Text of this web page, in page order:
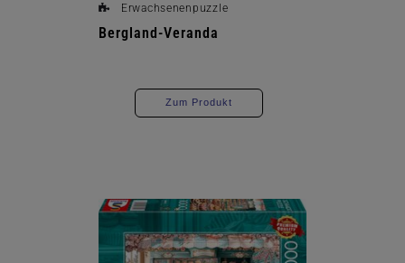
Erwachsenenpuzzle
Bergland-Veranda
Zum Produkt